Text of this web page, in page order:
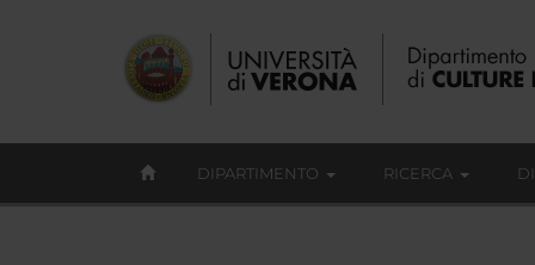
DIPARTIMENTO RICERCA